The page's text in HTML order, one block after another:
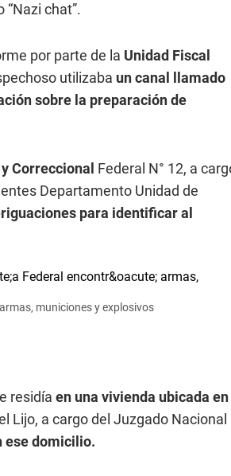
chat”.
por parte de la Unidad Fiscal
utilizaba un canal llamado
sobre la preparación de
Correccional Federal N° 12, a
Departamento Unidad de
para identificar al
municiones y explosivos
residía en una vivienda ubicada en
Lijo, a cargo del Juzgado Nacional
ese domicilio.